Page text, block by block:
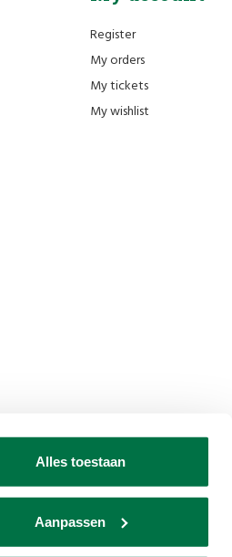
Alles toestaan
Aanpassen
Register
My orders
My tickets
My wishlist